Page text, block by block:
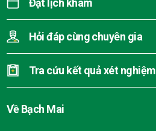
Đặt lịch khám
Hỏi đáp cùng chuyên gia
Tra cứu kết quả xét nghiệm
Về Bạch Mai